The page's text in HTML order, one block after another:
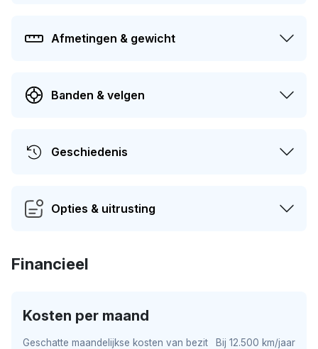
Afmetingen & gewicht
Banden & velgen
Geschiedenis
Opties & uitrusting
Financieel
Kosten per maand
Geschatte maandelijkse kosten van bezit Bij 12.500 km/jaar